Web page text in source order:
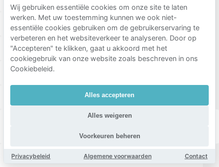
Moeke Enschede La Cubanita Enschede
Wilminkplein Foodbar BLUFF De Kater
Steakhouse El Gaucho
ITC Faculty Geo-Information Science and Earth
H.J. van Heekplein Medisch Spectrum Twente
Wij gebruiken essentiële cookies om onze site te laten
werken. Met uw toestemming kunnen we ook niet-
essentiële cookies gebruiken om de gebruikerservaring te
verbeteren en het websiteverkeer te analyseren. Door op
"Accepteren" te klikken, gaat u akkoord met het
cookiegebruik van onze website zoals beschreven in ons
Cookiebeleid.
Alles accepteren
Alles weigeren
Voorkeuren beheren
Privacybeleid Algemene voorwaarden Contact